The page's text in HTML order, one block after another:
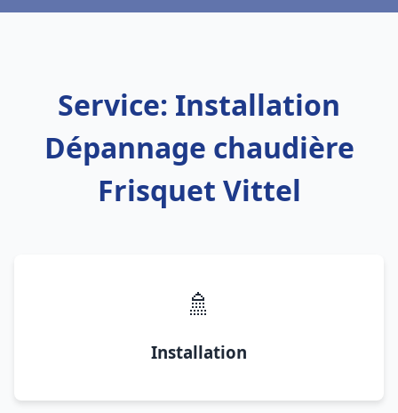
Service: Installation
Dépannage chaudière
Frisquet Vittel
🚿
Installation